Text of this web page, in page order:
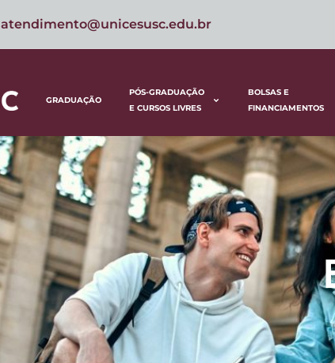
atendimento@unicesusc.edu.br
GRADUAÇÃO
PÓS-GRADUAÇÃO
E CURSOS LIVRES
BOLSAS E
FINANCIAMENTOS